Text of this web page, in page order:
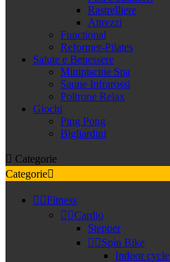
Rastrelliere
Attrezzi
Functional
Reformer-Pilates
Salute e Benessere
Minipiscine Spa
Saune Infrarossi
Poltrone Relax
Giochi
Ping Pong
Bigliardini
 Categorie
Categorie
 Fitness
 Cardio
Stepper
 Spin Bike
Indoor cycle